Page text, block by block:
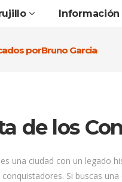
porBruno Garcia
de los
una ciudad con un legado
Si buscas